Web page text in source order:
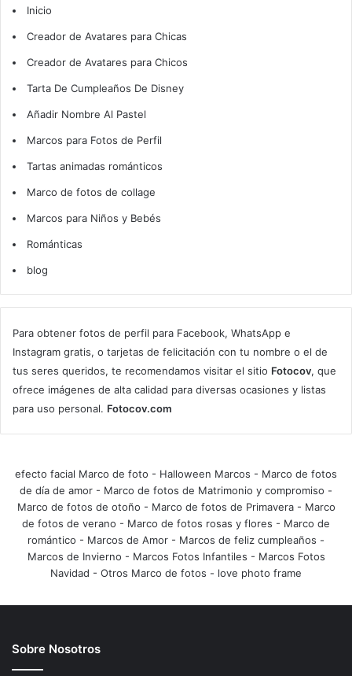
Inicio
Creador de Avatares para Chicas
Creador de Avatares para Chicos
Tarta De Cumpleaños De Disney
Añadir Nombre Al Pastel
Marcos para Fotos de Perfil
Tartas animadas románticos
Marco de fotos de collage
Marcos para Niños y Bebés
Románticas
blog
Para obtener fotos de perfil para Facebook, WhatsApp e
Instagram gratis, o tarjetas de felicitación con tu nombre o el de
tus seres queridos, te recomendamos visitar el sitio Fotocov, que
ofrece imágenes de alta calidad para diversas ocasiones y listas
para uso personal. Fotocov.com
efecto facial Marco de foto - Halloween Marcos - Marco de fotos
de día de amor - Marco de fotos de Matrimonio y compromiso -
Marco de fotos de otoño - Marco de fotos de Primavera- Marco
de fotos de verano - Marco de fotos rosas y flores - Marco de
romántico - Marcos de Amor - Marcos de feliz cumpleaños -
Marcos de Invierno - Marcos Fotos Infantiles - Marcos Fotos
Navidad - Otros Marco de fotos - love photo frame
Sobre Nosotros